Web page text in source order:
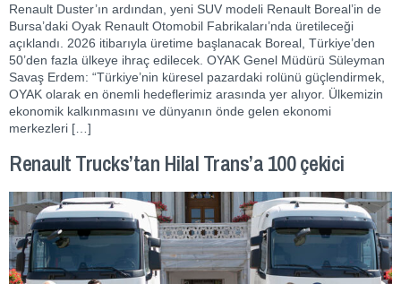
Renault Duster’ın ardından, yeni SUV modeli Renault Boreal’in de
Bursa’daki Oyak Renault Otomobil Fabrikaları’nda üretileceği
açıklandı. 2026 itibarıyla üretime başlanacak Boreal, Türkiye’den
50’den fazla ülkeye ihraç edilecek. OYAK Genel Müdürü Süleyman
Savaş Erdem: “Türkiye’nin küresel pazardaki rolünü güçlendirmek,
OYAK olarak en önemli hedeflerimiz arasında yer alıyor. Ülkemizin
ekonomik kalkınmasını ve dünyanın önde gelen ekonomi
merkezleri […]
Renault Trucks’tan Hilal Trans’a 100 çekici